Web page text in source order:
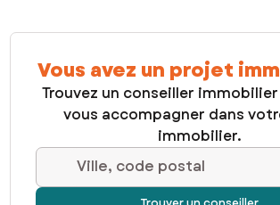
Vous avez un projet
Trouvez un conseiller immobilier
vous accompagner dans
immobilier.
Ville, code postal